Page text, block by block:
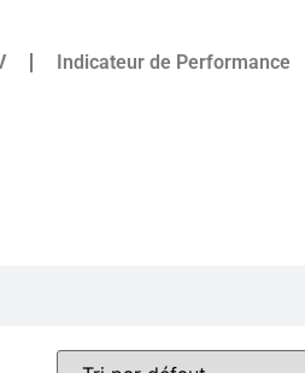
Indicateur de Performance